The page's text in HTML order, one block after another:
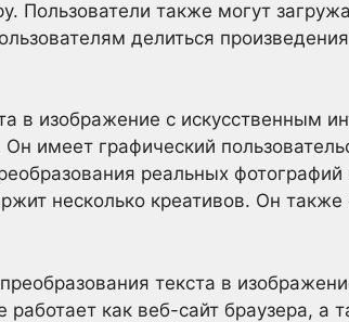
Пользователи также могут
делиться
в изображение с искусственным
имеет графический
реальных
несколько креативов. Он
текста в
как веб-сайт браузера, а